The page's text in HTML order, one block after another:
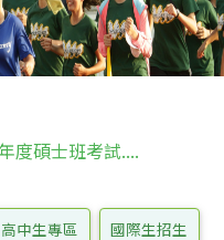
度碩士班考試....
高中生專區 國際生招生